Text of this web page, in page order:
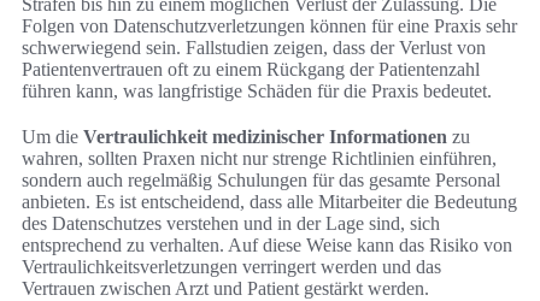
Strafen bis hin zu einem möglichen Verlust der Zulassung. Die
Folgen von Datenschutzverletzungen können für eine Praxis sehr
schwerwiegend sein. Fallstudien zeigen, dass der Verlust von
Patientenvertrauen oft zu einem Rückgang der Patientenzahl
führen kann, was langfristige Schäden für die Praxis bedeutet.
Um die Vertraulichkeit medizinischer Informationen zu
wahren, sollten Praxen nicht nur strenge Richtlinien einführen,
sondern auch regelmäßig Schulungen für das gesamte Personal
anbieten. Es ist entscheidend, dass alle Mitarbeiter die Bedeutung
des Datenschutzes verstehen und in der Lage sind, sich
entsprechend zu verhalten. Auf diese Weise kann das Risiko von
Vertraulichkeitsverletzungen verringert werden und das
Vertrauen zwischen Arzt und Patient gestärkt werden.